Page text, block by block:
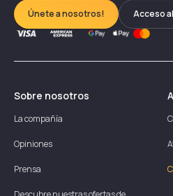
Únete a nosotros! Acceso
Sobre nosotros
La compañía
Opiniones
Prensa